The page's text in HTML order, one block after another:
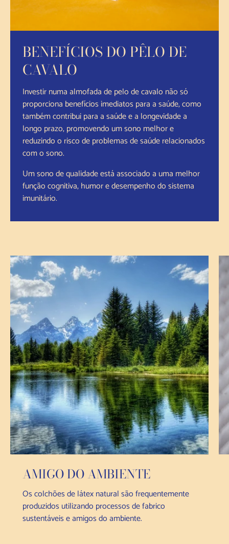
BENEFÍCIOS DO PÊLO DE
CAVALO
Investir numa almofada de pelo de cavalo não só
proporciona benefícios imediatos para a saúde, como
também contribui para a saúde e a longevidade a
longo prazo, promovendo um sono melhor e
reduzindo o risco de problemas de saúde relacionados
com o sono.
Um sono de qualidade está associado a uma melhor
função cognitiva, humor e desempenho do sistema
imunitário.
AMIGO DO AMBIENTE
Os colchões de látex natural são frequentemente
produzidos utilizando processos de fabrico
sustentáveis e amigos do ambiente.